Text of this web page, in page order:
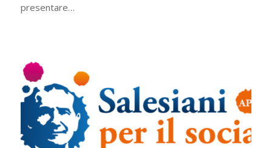
presentare…